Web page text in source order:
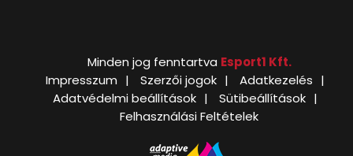
Minden jog fenntartva Esport1 Kft.
Impresszum
Szerzői jogok
Adatkezelés
Adatvédelmi beállítások
Sütibeállítások
Felhasználási Feltételek